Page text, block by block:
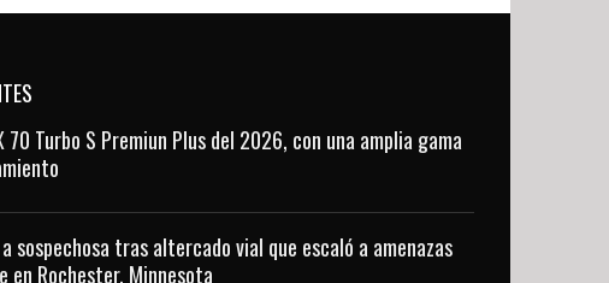
70 Turbo S Premiun Plus del 2026, con una amplia gama
sospechosa tras altercado vial que escaló a amenazas
en Rochester, Minnesota